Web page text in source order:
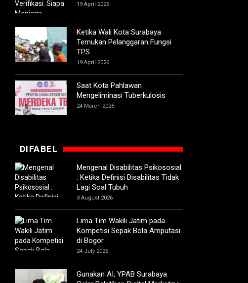
19 April 2026
Ketika Wali Kota Surabaya
Temukan Pelanggaran Fungsi
TPS
19 April 2026
Saat Kota Pahlawan
Mengeliminasi Tuberkulosis
24 March 2026
DIFABEL
Mengenal Disabilitas Psikososial
: Ketika Definisi Disabilitas Tidak
Lagi Soal Tubuh
3 August 2026
Lima Tim Wakili Jatim pada
Kompetisi Sepak Bola Amputasi
di Bogor
24 July 2026
Gunakan AI, YPAB Surabaya